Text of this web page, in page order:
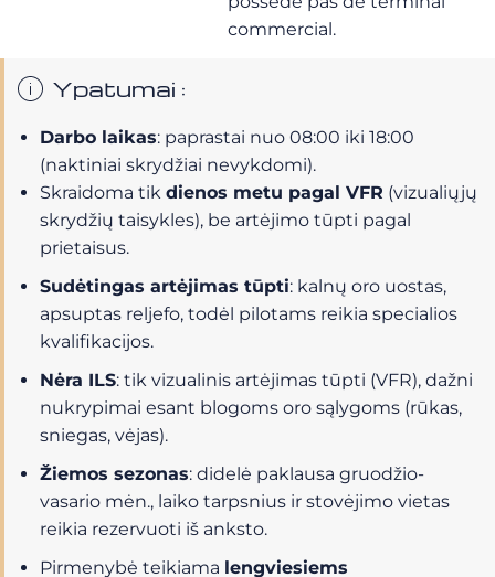
commercial.
Ypatumai :
Darbo laikas: paprastai nuo 08:00 iki 18:00
(naktiniai skrydžiai nevykdomi).
Skraidoma tik dienos metu pagal VFR (vizualiųjų
skrydžių taisykles), be artėjimo tūpti pagal
prietaisus.
Sudėtingas artėjimas tūpti: kalnų oro uostas,
apsuptas reljefo, todėl pilotams reikia specialios
kvalifikacijos.
Nėra ILS: tik vizualinis artėjimas tūpti (VFR), dažni
nukrypimai esant blogoms oro sąlygoms (rūkas,
sniegas, vėjas).
Žiemos sezonas: didelė paklausa gruodžio-
vasario mėn., laiko tarpsnius ir stovėjimo vietas
reikia rezervuoti iš anksto.
Pirmenybė teikiama lengviesiems